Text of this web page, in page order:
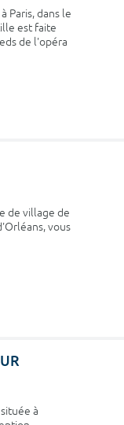
Paris, dans le
est faite
de l'opéra
de village de
vous
à